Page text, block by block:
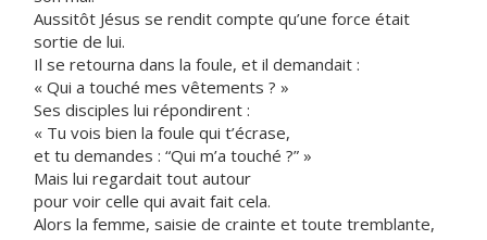
Aussitôt Jésus se rendit compte qu’une force était
sortie de lui.
Il se retourna dans la foule, et il demandait :
« Qui a touché mes vêtements ? »
Ses disciples lui répondirent :
« Tu vois bien la foule qui t’écrase,
et tu demandes : “Qui m’a touché ?” »
Mais lui regardait tout autour
pour voir celle qui avait fait cela.
Alors la femme, saisie de crainte et toute tremblante,